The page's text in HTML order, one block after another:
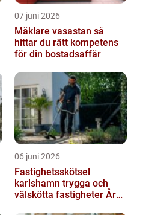
07 juni 2026
Mäklare vasastan så
hittar du rätt kompetens
för din bostadsaffär
06 juni 2026
Fastighetsskötsel
karlshamn trygga och
välskötta fastigheter Året